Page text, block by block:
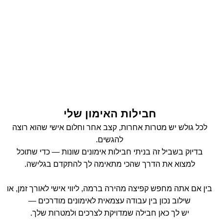
חבילות האימון שלי
לכל גולש יש מטרות אחרות, קצב אחר וחלום אישי שהוא רוצה
להגשים.
בדיוק בשביל זה בניתי חבילות אימונים שונות — כדי שתוכל
למצוא את הדרך שהכי מתאימה לך להתקדם בגלישה.
בין אם אתה מחפש קפיצה מהירה ברמה, ליווי אישי לאורך זמן, או
שילוב נכון בין עבודה עצמאית לאימונים מודרכים —
יש לך כאן חבילה שמדויקת לצרכים ולמטרות שלך.